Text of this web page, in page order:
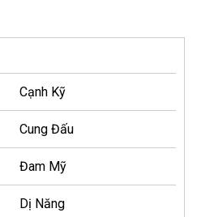
Cạnh Kỹ
Cung Đấu
Đam Mỹ
Dị Năng